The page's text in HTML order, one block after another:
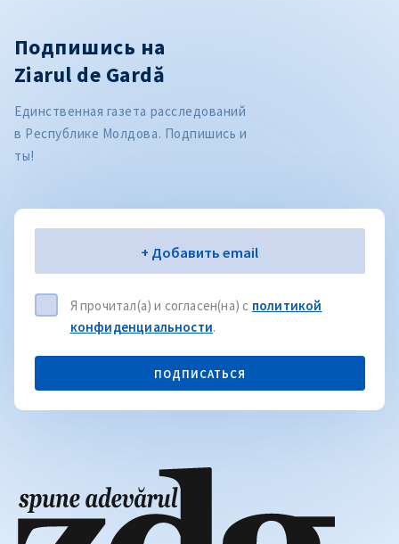
Подпишись на
Ziarul de Gardă
Единственная газета расследований
в Республике Молдова. Подпишись и
ты!
Электронная почта+ Добавить email
Я прочитал(а) и согласен(на) с политикой
конфиденциальности.
ПОДПИСАТЬСЯ